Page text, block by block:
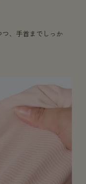
、手首までしっか